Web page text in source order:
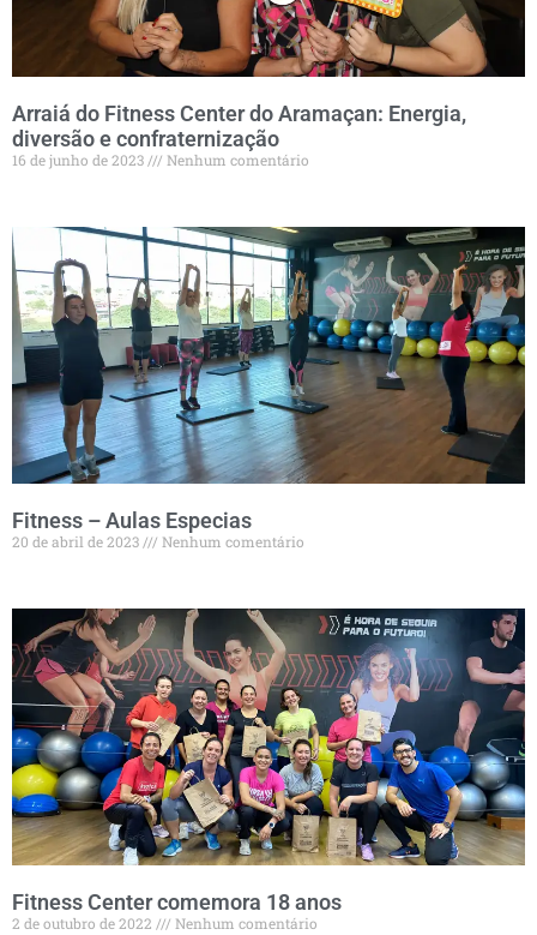
Arraiá do Fitness Center do Aramaçan: Energia,
diversão e confraternização
16 de junho de 2023 Nenhum comentário
Fitness – Aulas Especias
20 de abril de 2023 Nenhum comentário
Fitness Center comemora 18 anos
2 de outubro de 2022 Nenhum comentário